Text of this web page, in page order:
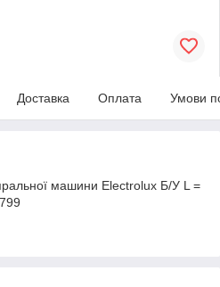
Доставка Оплата Умови
машини Electrolux Б/У L =